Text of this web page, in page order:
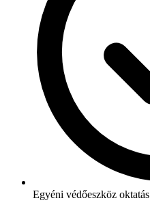
Egyéni védőeszköz oktatás